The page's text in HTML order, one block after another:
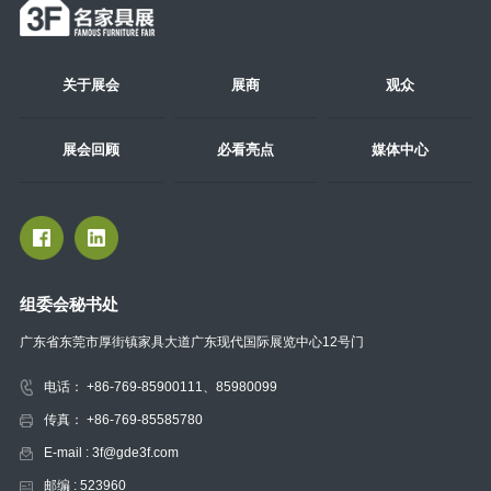
关于展会 展商 观众
展会回顾 必看亮点 媒体中心
组委会秘书处
广东省东莞市厚街镇家具大道广东现代国际展览中心12号门
电话： +86-769-85900111、85980099
传真： +86-769-85585780
E-mail : 3f@gde3f.com
邮编 : 523960